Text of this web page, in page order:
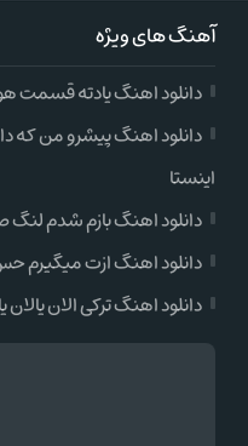
آهنگ های ویژه
دانلود اهنگ یادته قسمت
دانلود اهنگ پیشرو من
اینستا
دانلود اهنگ بازم شدم
دانلود اهنگ ازت میگیرم
دانلود اهنگ ترکی الان